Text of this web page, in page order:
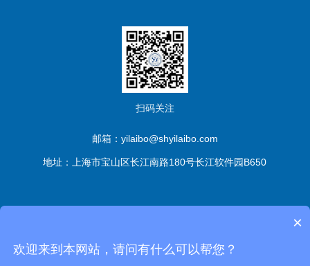
扫码关注
邮箱：yilaibo@shyilaibo.com
地址：上海市宝山区长江南路180号长江软件园B650
×
欢迎来到本网站，请问有什么可以帮您？